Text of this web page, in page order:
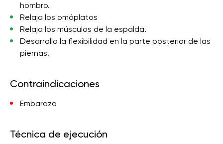
hombro.
Relaja los omóplatos
Relaja los músculos de la espalda.
Desarrolla la flexibilidad en la parte posterior de las
piernas.
Contraindicaciones
Embarazo
Técnica de ejecución